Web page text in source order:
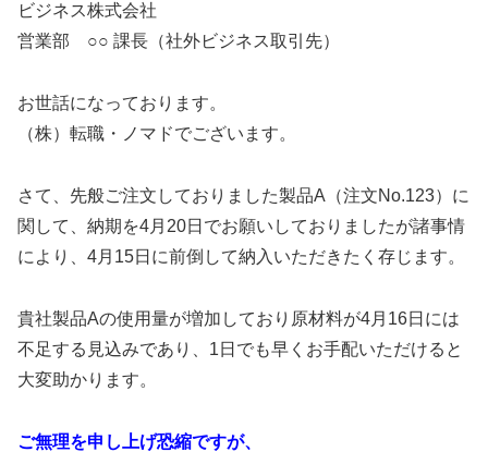
ビジネス株式会社
営業部 ○○ 課長（社外ビジネス取引先）
お世話になっております。
（株）転職・ノマドでございます。
さて、先般ご注文しておりました製品A（注文No.123）に
関して、納期を4月20日でお願いしておりましたが諸事情
により、4月15日に前倒して納入いただきたく存じます。
貴社製品Aの使用量が増加しており原材料が4月16日には
不足する見込みであり、1日でも早くお手配いただけると
大変助かります。
ご無理を申し上げ恐縮ですが、